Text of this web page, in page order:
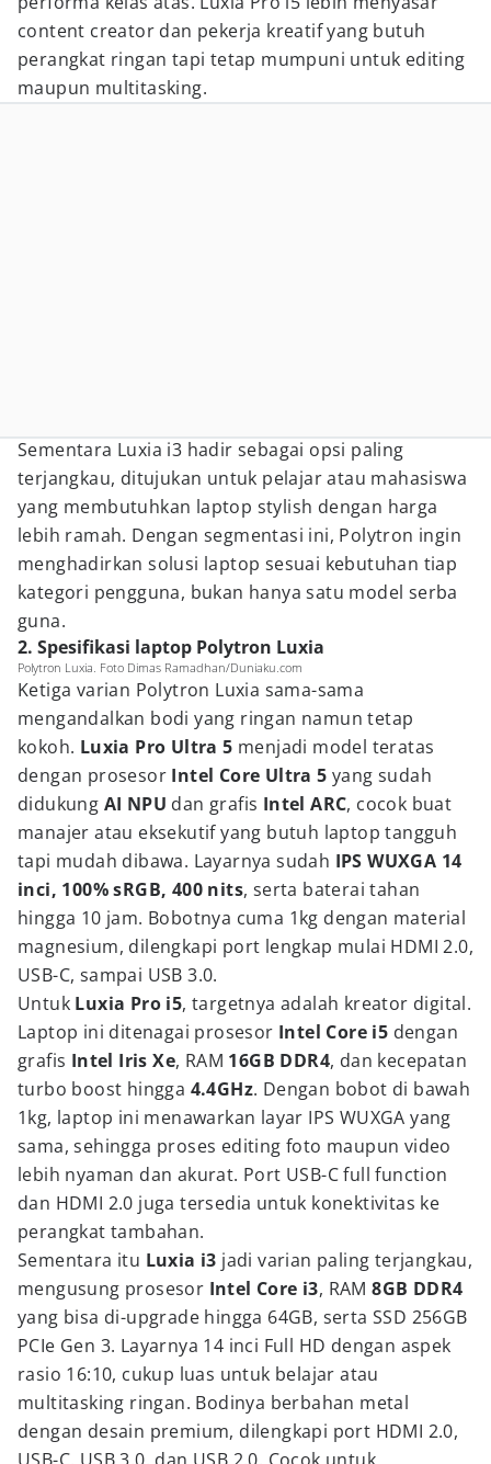
content creator dan pekerja kreatif yang butuh
perangkat ringan tapi tetap mumpuni untuk editing
maupun multitasking.
Sementara Luxia i3 hadir sebagai opsi paling
terjangkau, ditujukan untuk pelajar atau mahasiswa
yang membutuhkan laptop stylish dengan harga
lebih ramah. Dengan segmentasi ini, Polytron ingin
menghadirkan solusi laptop sesuai kebutuhan tiap
kategori pengguna, bukan hanya satu model serba
guna.
2. Spesifikasi laptop Polytron Luxia
Polytron Luxia. Foto Dimas Ramadhan/Duniaku.com
Ketiga varian Polytron Luxia sama-sama
mengandalkan bodi yang ringan namun tetap
kokoh. Luxia Pro Ultra 5 menjadi model teratas
dengan prosesor Intel Core Ultra 5 yang sudah
didukung AI NPU dan grafis Intel ARC, cocok buat
manajer atau eksekutif yang butuh laptop tangguh
tapi mudah dibawa. Layarnya sudah IPS WUXGA 14
inci, 100% sRGB, 400 nits, serta baterai tahan
hingga 10 jam. Bobotnya cuma 1kg dengan material
magnesium, dilengkapi port lengkap mulai HDMI 2.0,
USB-C, sampai USB 3.0.
Untuk Luxia Pro i5, targetnya adalah kreator digital.
Laptop ini ditenagai prosesor Intel Core i5 dengan
grafis Intel Iris Xe, RAM 16GB DDR4, dan kecepatan
turbo boost hingga 4.4GHz. Dengan bobot di bawah
1kg, laptop ini menawarkan layar IPS WUXGA yang
sama, sehingga proses editing foto maupun video
lebih nyaman dan akurat. Port USB-C full function
dan HDMI 2.0 juga tersedia untuk konektivitas ke
perangkat tambahan.
Sementara itu Luxia i3 jadi varian paling terjangkau,
mengusung prosesor Intel Core i3, RAM8GB DDR4
yang bisa di-upgrade hingga 64GB, serta SSD 256GB
PCIe Gen 3. Layarnya 14 inci Full HD dengan aspek
rasio 16:10, cukup luas untuk belajar atau
multitasking ringan. Bodinya berbahan metal
dengan desain premium, dilengkapi port HDMI 2.0,